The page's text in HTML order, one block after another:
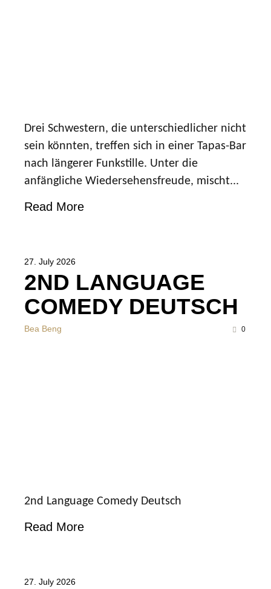
Drei Schwestern, die unterschiedlicher nicht
sein könnten, treffen sich in einer Tapas-Bar
nach längerer Funkstille. Unter die
anfängliche Wiedersehensfreude, mischt...
Read More
27. July 2026
2ND LANGUAGE
COMEDY DEUTSCH
Bea Beng 0
2nd Language Comedy Deutsch
Read More
27. July 2026